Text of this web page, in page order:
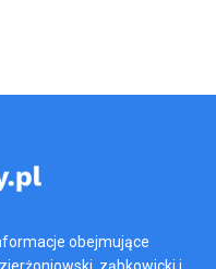
obejmujące